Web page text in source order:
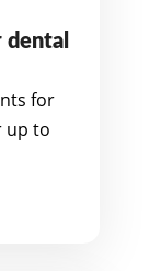
for
up to